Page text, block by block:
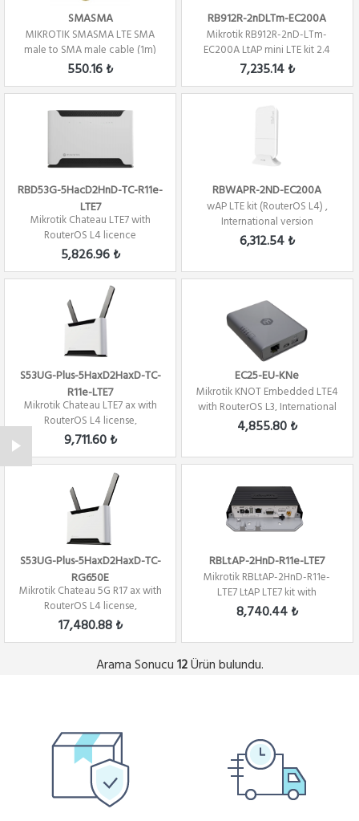
SMASMA
MIKROTIK SMASMA LTE SMA
male to SMA male cable (1m)
550.16 ₺
RB912R-2nDLTm-EC200A
Mikrotik RB912R-2nD-LTm-
EC200A LtAP mini LTE kit 2.4
GHZ 2x2 Mimo...
7,235.14 ₺
RBD53G-5HacD2HnD-TC-R11e-
LTE7
Mikrotik Chateau LTE7 with
RouterOS L4 licence
802.11b/g/n/a/ac
5,826.96 ₺
RBWAPR-2ND-EC200A
wAP LTE kit (RouterOS L4) ,
International version
6,312.54 ₺
S53UG-Plus-5HaxD2HaxD-TC-
R11e-LTE7
Mikrotik Chateau LTE7 ax with
RouterOS L4 license,
International v...
9,711.60 ₺
EC25-EU-KNe
Mikrotik KNOT Embedded LTE4
with RouterOS L3, International
version
4,855.80 ₺
S53UG-Plus-5HaxD2HaxD-TC-
RG650E
Mikrotik Chateau 5G R17 ax with
RouterOS L4 license,
International...
17,480.88 ₺
RBLtAP-2HnD-R11e-LTE7
Mikrotik RBLtAP-2HnD-R11e-
LTE7 LtAP LTE7 kit with
RouterOS L4 license
8,740.44 ₺
Arama Sonucu 12Ürün bulundu.